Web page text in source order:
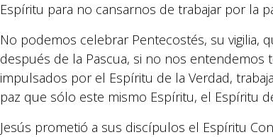
Espíritu para no cansarnos de trabajar por la
No podemos celebrar Pentecostés, su vigilia,
después de la Pascua, si no nos
impulsados por el Espíritu de la Verdad,
paz que sólo este mismo Espíritu, el Espíritu
Jesús prometió a sus discípulos el Espíritu